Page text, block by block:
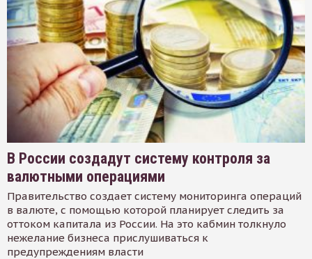
В России создадут систему контроля за
валютными операциями
Правительство создает систему мониторинга операций
в валюте, с помощью которой планирует следить за
оттоком капитала из России. На это кабмин толкнуло
нежелание бизнеса прислушиваться к
предупреждениям власти